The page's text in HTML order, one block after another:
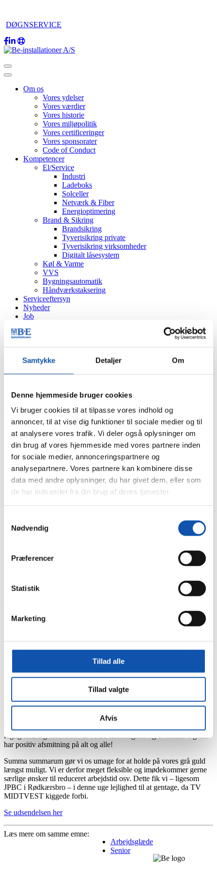
Samtykke Detaljer Om
Denne hjemmeside bruger cookies
Vi bruger cookies til at tilpasse vores indhold og
annoncer, til at vise dig funktioner til sociale medier og til
at analysere vores trafik. Vi deler også oplysninger om
din brug af vores hjemmeside med vores partnere inden
for sociale medier, annonceringspartnere og
analysepartnere. Vores partnere kan kombinere disse
data med andre oplysninger, du har givet dem, eller som
de har indsamlet fra din brug af deres tjenester.
Nødvendig
Præferencer
Statistik
Marketing
Tillad alle
Tillad valgte
Afvis
DØGNSERVICE
Om os
Vores ydelser
Vores værdier
Vores historie
Vores miljøpolitik
Vores certificeringer
Vores sponsorater
Code of Conduct
Kompetencer
El/Service
Industri
Ladeboks
Solceller
Netværk & Fiber
Energioptimering
Brand & Sikring
Brandsikring
Tyverisikring private
Tyverisikring virksomheder
Digitalt låsesystem
Køl & Varme
VVS
Bygningsautomatik
Håndværkstaksering
Serviceeftersyn
Nyheder
Job
Bestil
Tekniker
Produkt
Forside
Nyheder
hyldest til arbejdsmarkedets
grå guld!
De senere år har vi delt flere gode historier om
pensionsmodne kollegaer (bl.a. Anders Norup), som
til vores store glæde har valgt fortsat at arbejde hos
at undvære. Både fagligt og menneskeligt.
Forklaringen på det er, tror vi, at kombinationen mellem alder og
faglig erfaring medvirker til bedre tålmodighed og overblik. Og det
har positiv afsmitning på alt og alle!
Summa summarum gør vi os umage for at holde på vores grå guld
længst muligt. Vi er derfor meget fleksible og imødekommer gerne
særlige ønsker til reduceret arbejdstid osv. Dette fik vi – ligesom
JPBC i Rødkærsbro – i denne uge lejlighed til at gentage, da TV
MIDTVEST kiggede forbi.
Se udsendelsen her
Læs mere om samme emne:
Arbejdsglæde
Senior